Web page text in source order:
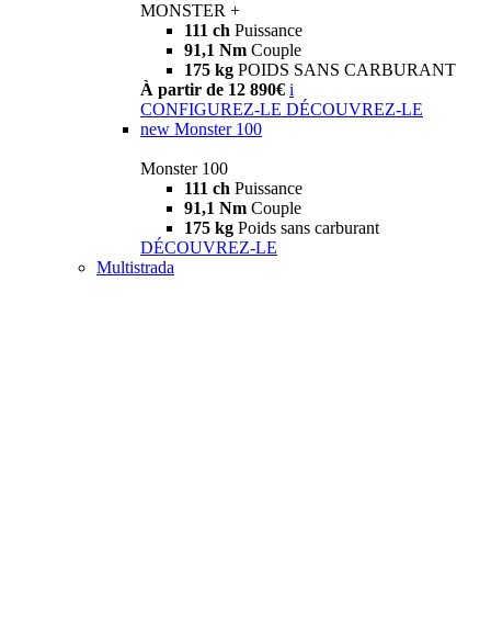
MONSTER +
111 ch Puissance
91,1 Nm Couple
175 kg POIDS SANS CARBURANT
À partir de 12 890€ i
CONFIGUREZ-LE DÉCOUVREZ-LE
new Monster 100
Monster 100
111 ch Puissance
91,1 Nm Couple
175 kg Poids sans carburant
DÉCOUVREZ-LE
Multistrada